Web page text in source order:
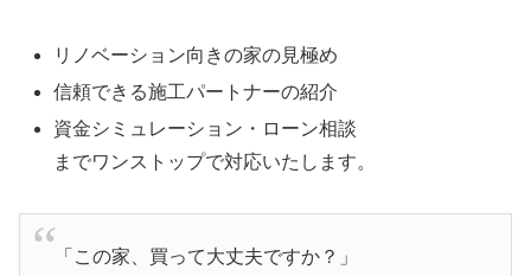
リノベーション向きの家の見極め
信頼できる施工パートナーの紹介
資金シミュレーション・ローン相談
までワンストップで対応いたします。
「この家、買って大丈夫ですか？」